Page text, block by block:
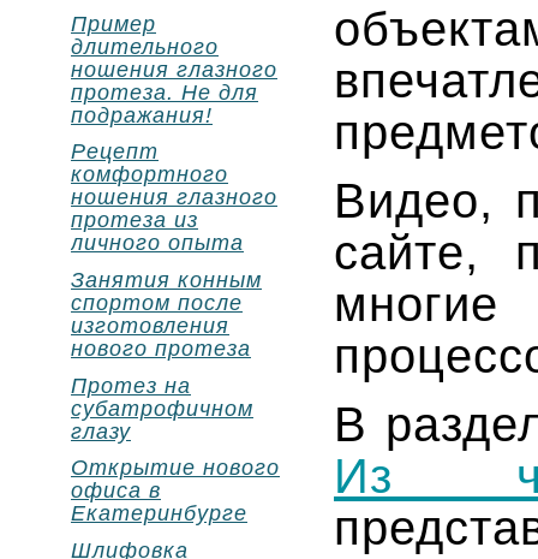
Пример
длительного
ношения глазного
протеза. Не для
подражания!
Рецепт
комфортного
ношения глазного
протеза из
личного опыта
Занятия конным
спортом после
изготовления
нового протеза
Протез на
субатрофичном
глазу
Открытие нового
офиса в
Екатеринбурге
Шлифовка
Видео,
сайте,
В
Из